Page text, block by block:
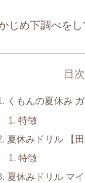
じめ下調べを
目次
くもんの夏休み
特徴
夏休みドリル 【田
特徴
夏休みドリル マ